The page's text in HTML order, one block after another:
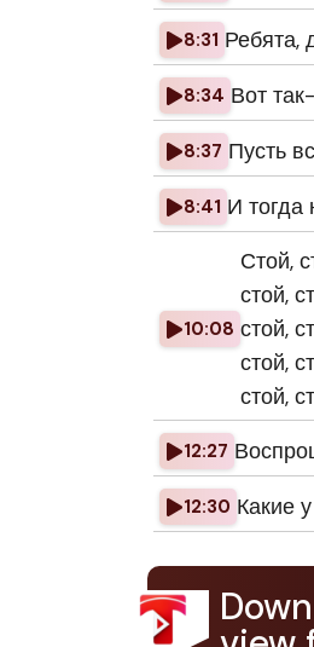
8:31 Ребята,
8:34 Вот
8:37 Пусть
8:41 И тогда
10:08
Стой,
стой,
стой,
стой,
стой,
12:27
12:30 Какие